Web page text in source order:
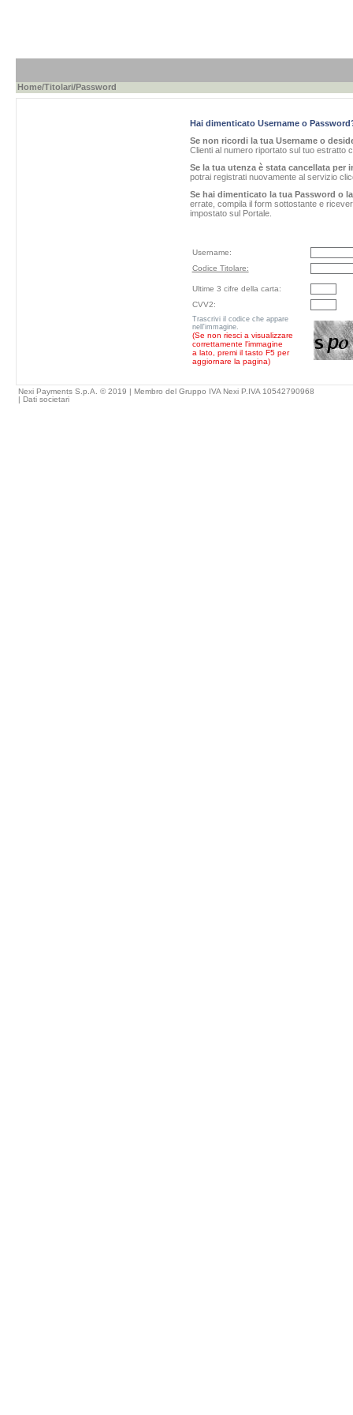
Home/Titolari/Password
Hai dimenticato Username o
Se non ricordi la tua Username o
Clienti al numero riportato sul tuo estratto
Se la tua utenza è stata cancellata per
potrai registrati nuovamente al servizio
Se hai dimenticato la tua Password o
errate, compila il form sottostante e
impostato sul Portale.
Username:
Codice Titolare:
Ultime 3 cifre della carta:
CVV2:
Trascrivi il codice che appare
nell'immagine.
(Se non riesci a visualizzare
correttamente l'immagine
a lato, premi il tasto F5 per
aggiornare la pagina)
Nexi Payments S.p.A. © 2019 | Membro del Gruppo IVA Nexi P.IVA 10542790968
| Dati societari